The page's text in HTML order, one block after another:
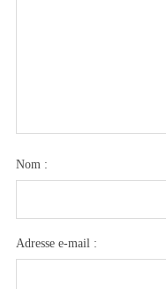
Nom :
Adresse e-mail :